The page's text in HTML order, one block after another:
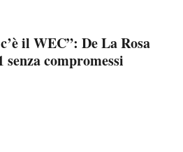
il WEC”: De La Rosa
compromessi